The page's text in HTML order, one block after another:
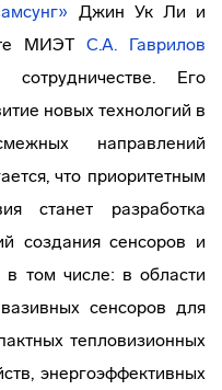
Джин Ук Ли и
МИЭТС.А. Гаврилов
Его
новых технологий в
направлений
что приоритетным
станет разработка
создания сенсоров и
в том числе: в области
сенсоров для
тепловизионных
энергоэффективных